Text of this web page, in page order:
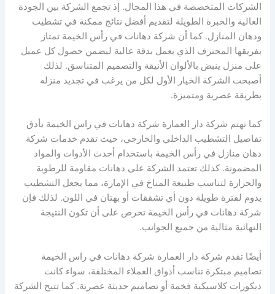
الشركات المتخصصة في هذا المجال. إذ تجمع الشركة بين الجودة
العالية والخبرة الطويلة لتقديم أفضل نتائج ممكنة في تشطيب
ودهان المنازل. كما أن شركة دهانات في رأس الخيمة تمتاز
بفريقها المحترف الذي يعمل بدقة عالية ليضمن حصول كل عميل
على منزل ينبض بالألوان الأنيقة والتصميم المتناسق. لذلك
أصبحت الشركة الخيار الأول لكل من يرغب في تجديد منزله
بطريقة عصرية ومتميزة.
كما تهتم شركة دار العمارة شركة دهانات في راس الخيمة بأدق
تفاصيل التشطيب الداخلي والخارجي، حيث تقدم خدمات شركة
دهان منازل في رأس الخيمة باستخدام أحدث الأدوات والمواد
المضمونة. كذلك تعتمد الشركة على دهانات مقاومة للرطوبة
والحرارة لتناسب طبيعة المناخ في الإمارة، مما يجعل التشطيب
يدوم لفترة طويلة دون أي تشققات أو بهتان في اللون. لذلك فإن
شركة دهانات في رأس الخيمة تحرص على أن تكون النتيجة
النهائية مثالية من جميع الجوانب.
أيضًا تقدم شركة دار العمارة شركة دهانات في راس الخيمة
تصاميم مبتكرة تناسب أذواق العملاء المختلفة، سواء كانت
ديكورات كلاسيكية فخمة أو تصاميم حديثة عصرية. كما تتيح الشركة